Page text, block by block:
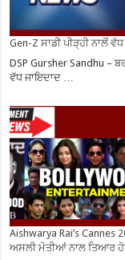
Gen-Z ਸਾਡੀ ਪੀੜ੍ਹੀ ਨਾਲੋਂ
DSP Gursher Sandhu –
ਵੱਧ ਜਾਇਦਾਦ …
Aishwarya Rai’s
ਅਸਲੀ ਮੋਤੀਆਂ ਨਾਲ ਤਿਆਰ